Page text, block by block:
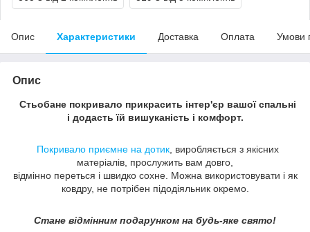
Опис Характеристики Доставка Оплата Умови
Опис
Стьобане покривало прикрасить інтер'єр вашої спальні
і додасть їй вишуканість і комфорт.
Покривало приємне на дотик , виробляється з якісних
матеріалів, прослужить вам довго,
відмінно переться і швидко сохне. Можна використовувати і як
ковдру, не потрібен підодіяльник окремо.
Стане відмінним подарунком на будь-яке свято!